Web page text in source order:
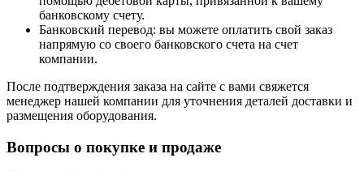
банковскому счету.
Банковский перевод: вы можете оплатить свой заказ
напрямую со своего банковского счета на счет
компании.
После подтверждения заказа на сайте с вами свяжется
менеджер нашей компании для уточнения деталей доставки и
размещения оборудования.
Вопросы о покупке и продаже